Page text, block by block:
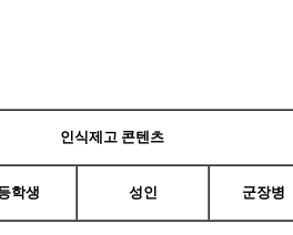
인식제고 콘텐츠
학생 성인 군장병